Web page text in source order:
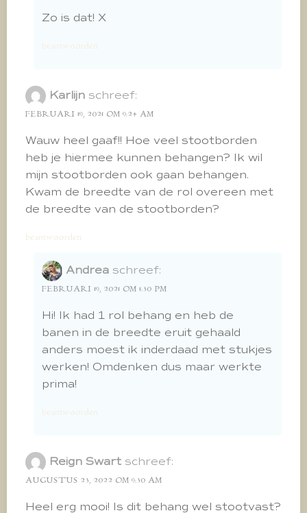
Zo is dat! X
beantwoorden
Karlijn schreef:
FEBRUARI 19, 2021 OM 9:24 AM
Wauw heel gaaf!! Hoe veel stootborden
heb je hiermee kunnen behangen? Ik wil
mijn stootborden ook gaan behangen.
Kwam de breedte van de rol overeen met
de breedte van de stootborden?
beantwoorden
Andrea schreef:
FEBRUARI 19, 2021 OM 1:30 PM
Hi! Ik had 1 rol behang en heb de
banen in de breedte eruit gehaald
anders moest ik inderdaad met stukjes
werken! Omdenken dus maar werkte
prima!
beantwoorden
Reign Swart schreef:
AUGUSTUS 23, 2022 OM 9:30 AM
Heel erg mooi! Is dit behang wel stootvast?